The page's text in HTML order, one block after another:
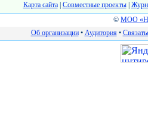
Карта сайта| Cовместные проекты|
© МОО
Об организации• Аудитория•